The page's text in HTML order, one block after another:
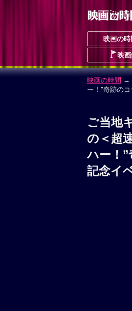
映画の
映
映画の時間 →
ー！”奇跡の
ご当地
の＜超
ハー！
記念イ